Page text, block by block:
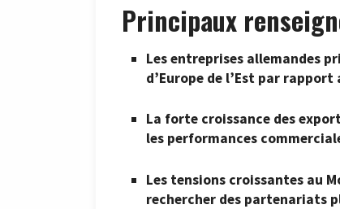
Principaux
Les entreprises allemandes
d’Europe de l’Est par
La forte croissance des
les performances
Les tensions croissantes au
rechercher des partenariats